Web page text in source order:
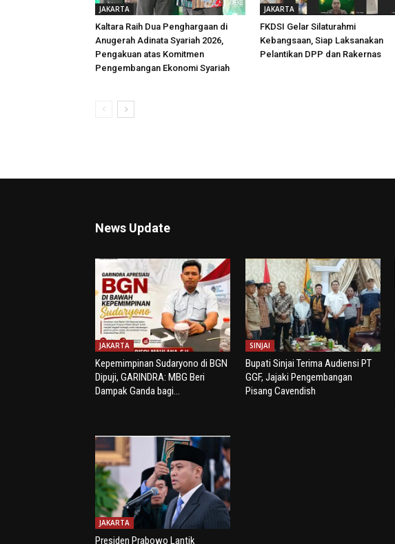
JAKARTA
Kaltara Raih Dua Penghargaan di
Anugerah Adinata Syariah 2026,
Pengakuan atas Komitmen
Pengembangan Ekonomi Syariah
JAKARTA
FKDSI Gelar Silaturahmi
Kebangsaan, Siap Laksanakan
Pelantikan DPP dan Rakernas
News Update
JAKARTA
Kepemimpinan Sudaryono di BGN
Dipuji, GARINDRA: MBG Beri
Dampak Ganda bagi...
SINJAI
Bupati Sinjai Terima Audiensi PT
GGF, Jajaki Pengembangan
Pisang Cavendish
JAKARTA
Presiden Prabowo Lantik